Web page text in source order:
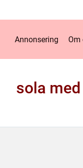
Annonsering Om
sola